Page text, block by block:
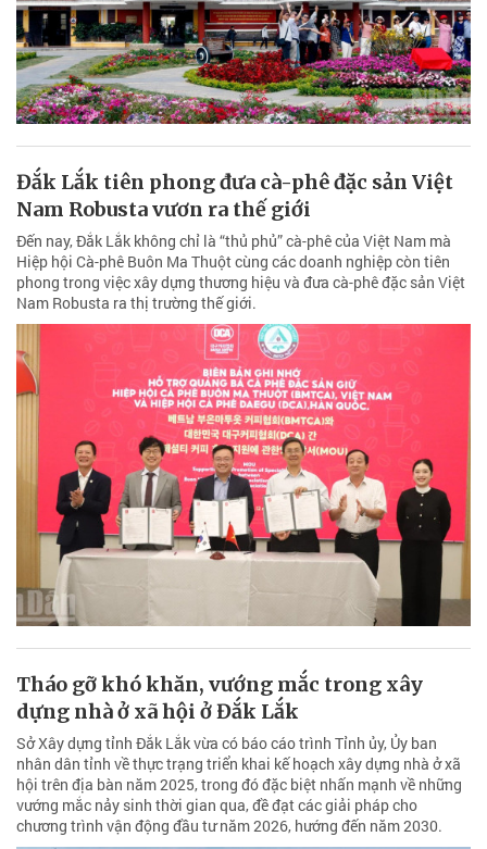
Đắk Lắk tiên phong đưa cà-phê đặc sản Việt
Nam Robusta vươn ra thế giới
Đến nay, Đắk Lắk không chỉ là “thủ phủ” cà-phê của Việt Nam mà
Hiệp hội Cà-phê Buôn Ma Thuột cùng các doanh nghiệp còn tiên
phong trong việc xây dựng thương hiệu và đưa cà-phê đặc sản Việt
Nam Robusta ra thị trường thế giới.
Tháo gỡ khó khăn, vướng mắc trong xây
dựng nhà ở xã hội ở Đắk Lắk
Sở Xây dựng tỉnh Đắk Lắk vừa có báo cáo trình Tỉnh ủy, Ủy ban
nhân dân tỉnh về thực trạng triển khai kế hoạch xây dựng nhà ở xã
hội trên địa bàn năm 2025, trong đó đặc biệt nhấn mạnh về những
vướng mắc nảy sinh thời gian qua, đề đạt các giải pháp cho
chương trình vận động đầu tư năm 2026, hướng đến năm 2030.